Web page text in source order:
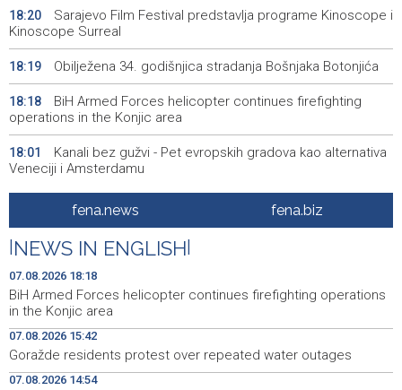
18:20
Sarajevo Film Festival predstavlja programe Kinoscope i
Kinoscope Surreal
18:19 Obilježena 34. godišnjica stradanja Bošnjaka Botonjića
18:18
BiH Armed Forces helicopter continues firefighting
operations in the Konjic area
18:01
Kanali bez gužvi - Pet evropskih gradova kao alternativa
Veneciji i Amsterdamu
U općini Grude izbio požar na više od 40 hektara, na
terenu vatrogasci i Air Tractori
17:39
U ponedjeljak počinje prodaja ulaznica za SFF u
glavnom Box Officeu u BKC-u
16:36
Avdić: Završeni radovi na tekućem održavanju
Spomenika 'Vječna vatra'
16:00
Dva Air Tractora gase požar u Konjicu, u subotu stiže i
treći
fena.news fena.biz
NEWS IN ENGLISH
07.08.2026 18:18
BiH Armed Forces helicopter continues firefighting operations
in the Konjic area
07.08.2026 15:42
Goražde residents protest over repeated water outages
07.08.2026 14:54